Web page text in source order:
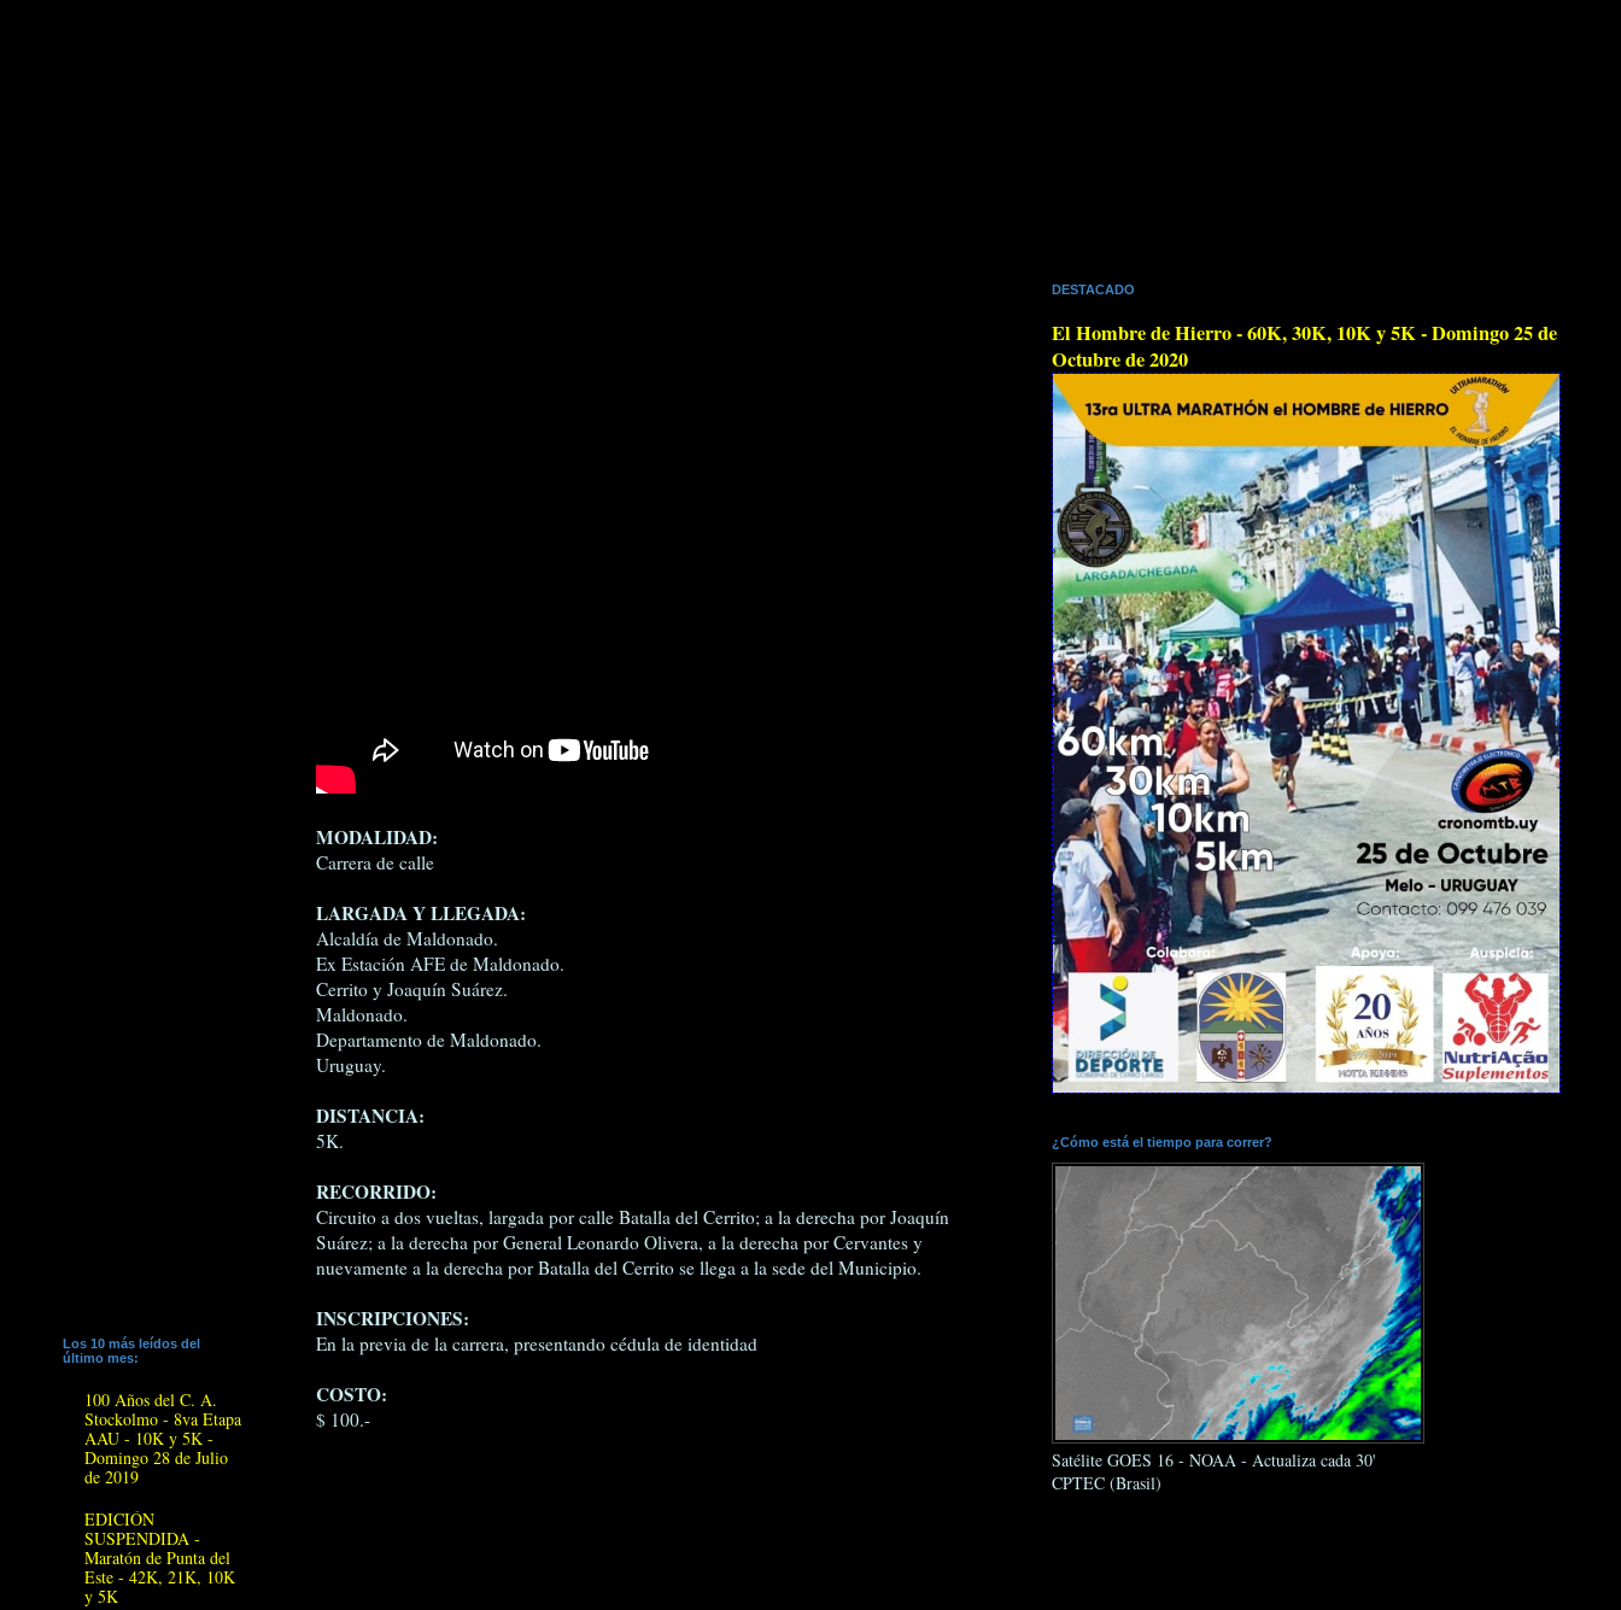
MODALIDAD:
Carrera de calle
LARGADA Y LLEGADA:
Alcaldía de Maldonado.
Ex Estación AFE de Maldonado.
Cerrito y Joaquín Suárez.
Maldonado.
Departamento de Maldonado.
Uruguay.
DISTANCIA:
5K.
RECORRIDO:
Circuito a dos vueltas, largada por calle Batalla del Cerrito; a la derecha por Joaquín
Suárez; a la derecha por General Leonardo Olivera, a la derecha por Cervantes y
nuevamente a la derecha por Batalla del Cerrito se llega a la sede del Municipio.
INSCRIPCIONES:
En la previa de la carrera, presentando cédula de identidad
COSTO:
$ 100.-
Los 10 más leídos del
último mes:
100 Años del C. A.
Stockolmo - 8va Etapa
AAU - 10K y 5K -
Domingo 28 de Julio
de 2019
EDICIÓN
SUSPENDIDA -
Maratón de Punta del
Este - 42K, 21K, 10K
y 5K
DESTACADO
El Hombre de Hierro - 60K, 30K, 10K y 5K - Domingo 25 de
Octubre de 2020
¿Cómo está el tiempo para correr?
Satélite GOES 16 - NOAA - Actualiza cada 30'
CPTEC (Brasil)